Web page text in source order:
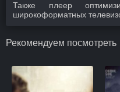
Также плеер
широкоформатных
Рекомендуем посмотреть